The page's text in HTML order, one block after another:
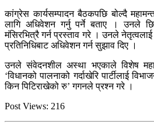
कांग्रेस कार्यसम्पादन बैठकपछि बोल्दै
लागि अधिवेशन गर्नु पर्ने बताए । उनले
मंसिरभित्रै गर्न प्रस्ताव गरे । उनले
प्रतिनिधिबाट अधिवेशन गर्न सुझाव दिए ।
उनले संवेदनशील अस्था भएकाले विशेष
‘विधानको पालनाको गर्दाखेरि पार्टीलाई
किन पिटिराखेको रु’ गगनले प्रश्न गरे ।
Post Views: 216